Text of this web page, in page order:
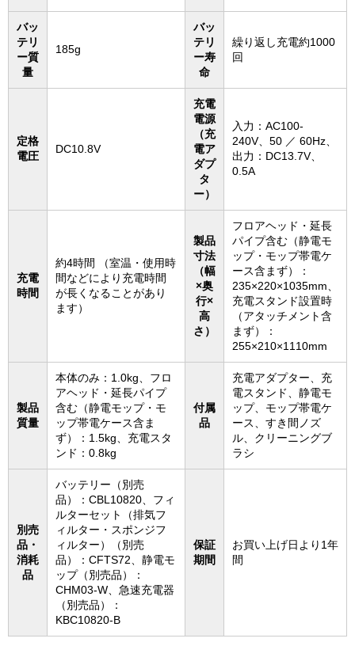
バッ
テリ
ー質
量
185g
バッ
テリ
ー寿
命
繰り返し充電約1000
回
定格
電圧
DC10.8V
充電
電源
（充
電ア
ダプ
タ
ー）
入力：AC100-
240V、50 ／ 60Hz、
出力：DC13.7V、
0.5A
充電
時間
約4時間 （室温・使用時
間などにより充電時間
が長くなることがあり
ます）
製品
寸法
（幅
×奥
行×
高
さ）
フロアヘッド・延長
パイプ含む（静電モ
ップ・モップ帯電ケ
ース含まず）：
235×220×1035mm、
充電スタンド設置時
（アタッチメント含
まず）：
255×210×1110mm
製品
質量
本体のみ：1.0kg、フロ
アヘッド・延長パイプ
含む（静電モップ・モ
ップ帯電ケース含ま
ず）：1.5kg、充電スタ
ンド：0.8kg
付属
品
充電アダプター、充
電スタンド、静電モ
ップ、モップ帯電ケ
ース、すき間ノズ
ル、クリーニングブ
ラシ
別売
品・
消耗
品
バッテリー（別売
品）：CBL10820、フィ
ルターセット（排気フ
ィルター・スポンジフ
ィルター）（別売
品）：CFTS72、静電モ
ップ（別売品）：
CHM03-W、急速充電器
（別売品）：
KBC10820-B
保証
期間
お買い上げ日より1年
間